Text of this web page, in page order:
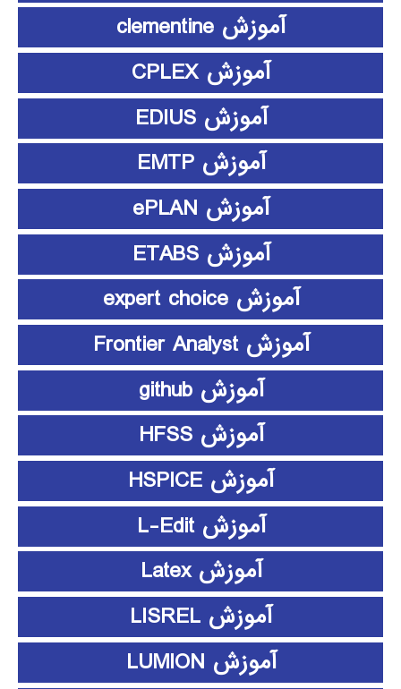
آموزش clementine
آموزش CPLEX
آموزش EDIUS
آموزش EMTP
آموزش ePLAN
آموزش ETABS
آموزش expert choice
آموزش Frontier Analyst
آموزش github
آموزش HFSS
آموزش HSPICE
آموزش L-Edit
آموزش Latex
آموزش LISREL
آموزش LUMION